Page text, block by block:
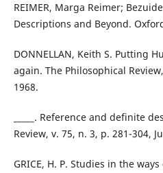
REIMER, Marga Reimer;
Descriptions and Beyond.
DONNELLAN, Keith S. Putting
again. The Philosophical
1968.
_____. Reference and definite
Review, v. 75, n. 3, p. 281-304,
GRICE, H. P. Studies in the